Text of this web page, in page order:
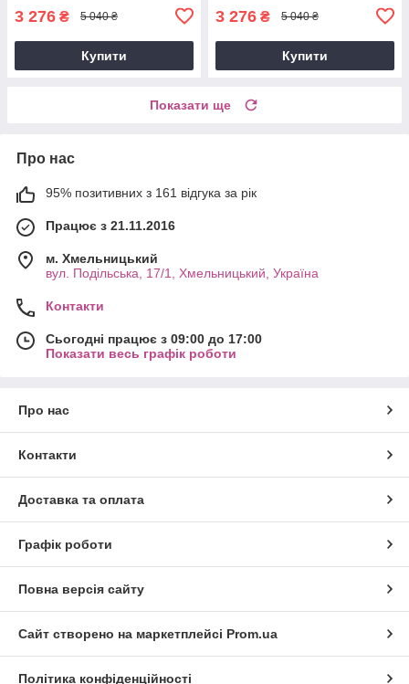
3 276 ₴ 5 040 ₴
Купити
3 276 ₴ 5 040 ₴
Купити
Показати ще
Про нас
95% позитивних з 161 відгука за рік
Працює з 21.11.2016
м. Хмельницький
вул. Подільська, 17/1, Хмельницький, Україна
Контакти
Сьогодні працює з 09:00 до 17:00
Показати весь графік роботи
Про нас
Контакти
Доставка та оплата
Графік роботи
Повна версія сайту
Сайт створено на маркетплейсі Prom.ua
Політика конфіденційності